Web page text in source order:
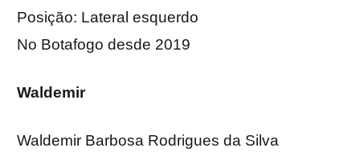
Posição: Lateral esquerdo
No Botafogo desde 2019
Waldemir
Waldemir Barbosa Rodrigues da Silva